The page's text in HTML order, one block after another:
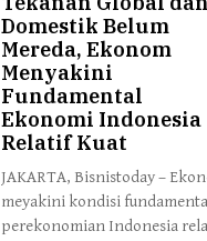
Domestik Belum
Mereda, Ekonom
Menyakini
Fundamental
Ekonomi Indonesia
Relatif Kuat
JAKARTA, Bisnistoday –
meyakini kondisi
perekonomian Indonesia